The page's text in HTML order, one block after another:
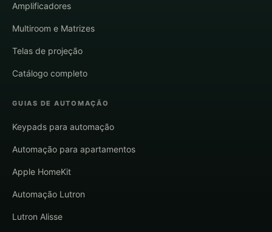
Amplificadores
Multiroom e Matrizes
Telas de projeção
Catálogo completo
GUIAS DE AUTOMAÇÃO
Keypads para automação
Automação para apartamentos
Apple HomeKit
Automação Lutron
Lutron Alisse